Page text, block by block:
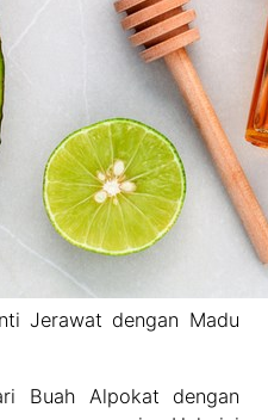
Jerawat dengan Madu
Buah Alpokat dengan